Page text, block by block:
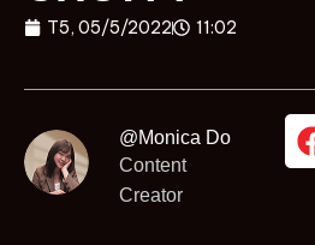
T5, 05/5/2022 11:02
@Monica Do
Content
Creator